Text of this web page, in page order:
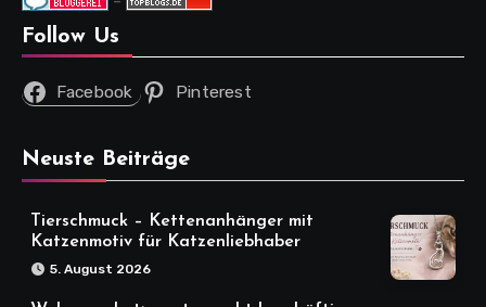
Follow Us
Facebook Pinterest
Neuste Beiträge
Tierschmuck – Kettenanhänger mit
Katzenmotiv für Katzenliebhaber
5. August 2026